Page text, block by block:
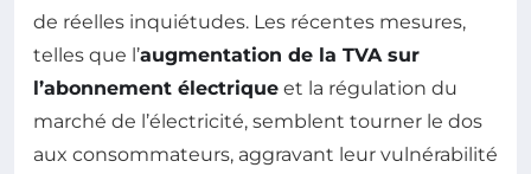
de réelles inquiétudes. Les récentes mesures,
telles que l’augmentation de la TVA sur
l’abonnement électrique et la régulation du
marché de l’électricité, semblent tourner le dos
aux consommateurs, aggravant leur vulnérabilité